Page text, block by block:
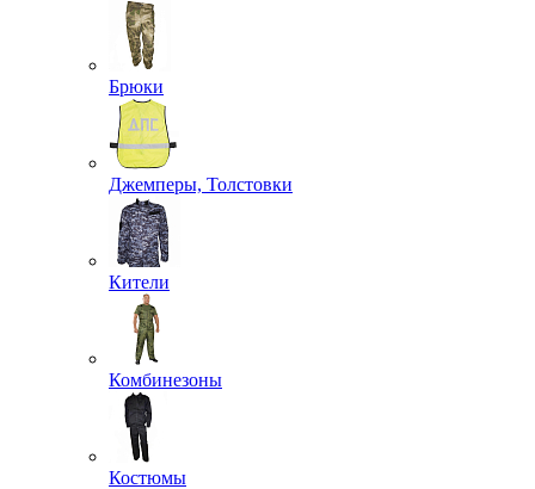
Брюки
Джемперы, Толстовки
Кители
Комбинезоны
Костюмы